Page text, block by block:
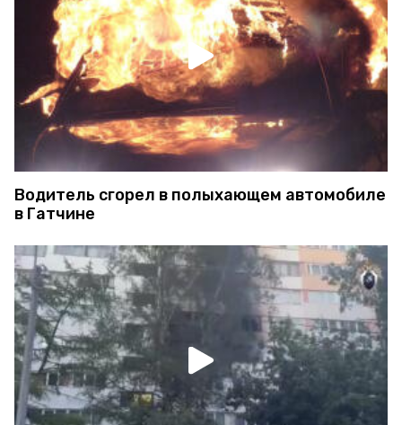
Водитель сгорел в полыхающем автомобиле
в Гатчине